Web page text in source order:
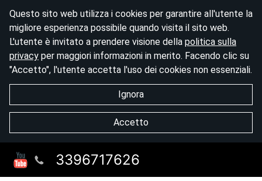
Questo sito web utilizza i cookies per garantire all'utente la
migliore esperienza possibile quando visita il sito web.
L'utente è invitato a prendere visione della politica sulla
privacy per maggiori informazioni in merito. Facendo clic su
"Accetto", l'utente accetta l'uso dei cookies non essenziali.
Ignora
Accetto
3396717626